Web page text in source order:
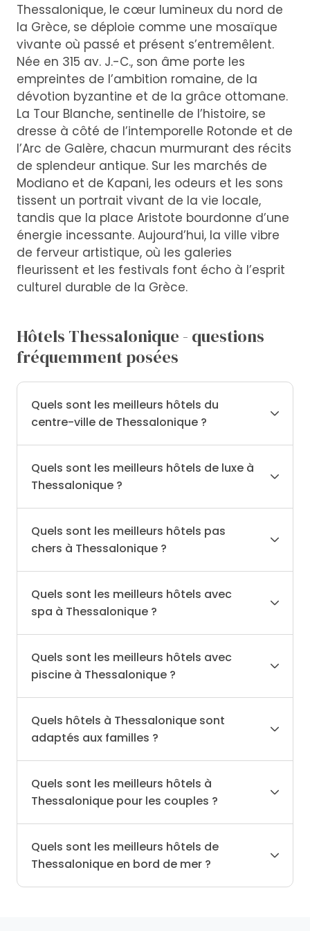
Thessalonique, le cœur lumineux du nord de
la Grèce, se déploie comme une mosaïque
vivante où passé et présent s’entremêlent.
Née en 315 av. J.-C., son âme porte les
empreintes de l’ambition romaine, de la
dévotion byzantine et de la grâce ottomane.
La Tour Blanche, sentinelle de l’histoire, se
dresse à côté de l’intemporelle Rotonde et de
l’Arc de Galère, chacun murmurant des récits
de splendeur antique. Sur les marchés de
Modiano et de Kapani, les odeurs et les sons
tissent un portrait vivant de la vie locale,
tandis que la place Aristote bourdonne d’une
énergie incessante. Aujourd’hui, la ville vibre
de ferveur artistique, où les galeries
fleurissent et les festivals font écho à l’esprit
culturel durable de la Grèce.
Hôtels Thessalonique - questions
fréquemment posées
Quels sont les meilleurs hôtels du
centre-ville de Thessalonique ?
Quels sont les meilleurs hôtels de luxe à
Thessalonique ?
Quels sont les meilleurs hôtels pas
chers à Thessalonique ?
Quels sont les meilleurs hôtels avec
spa à Thessalonique ?
Quels sont les meilleurs hôtels avec
piscine à Thessalonique ?
Quels hôtels à Thessalonique sont
adaptés aux familles ?
Quels sont les meilleurs hôtels à
Thessalonique pour les couples ?
Quels sont les meilleurs hôtels de
Thessalonique en bord de mer ?